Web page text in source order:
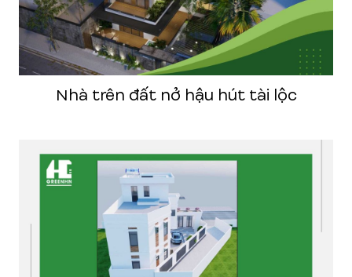
Nhà trên đất nở hậu hút tài lộc